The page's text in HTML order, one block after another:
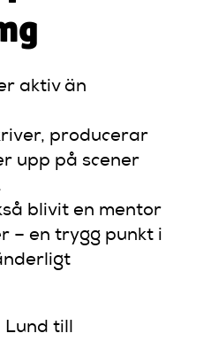
aktiv än
producerar
upp på scener
blivit en mentor
– en trygg punkt i
Lund till